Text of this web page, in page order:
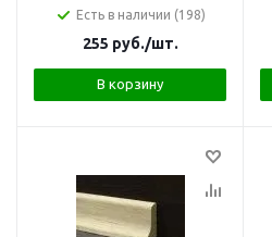
Есть в наличии (198)
255 руб./шт.
В корзину